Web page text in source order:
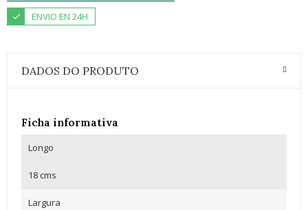
ENVIO EN 24H
DADOS DO PRODUTO
Ficha informativa
Longo
18 cms
Largura